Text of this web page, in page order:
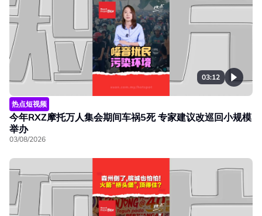
03:12
热点短视频
今年RXZ摩托万人集会期间车祸5死 专家建议改巡回小规模
举办
03/08/2026